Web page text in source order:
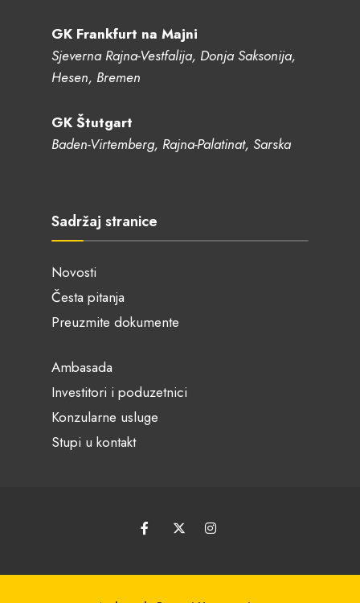
GK Frankfurt na Majni
Sjeverna Rajna-Vestfalija, Donja Saksonija,
Hesen, Bremen
GK Štutgart
Baden-Virtemberg, Rajna-Palatinat, Sarska
Sadržaj stranice
Novosti
Česta pitanja
Preuzmite dokumente
Ambasada
Investitori i poduzetnici
Konzularne usluge
Stupi u kontakt